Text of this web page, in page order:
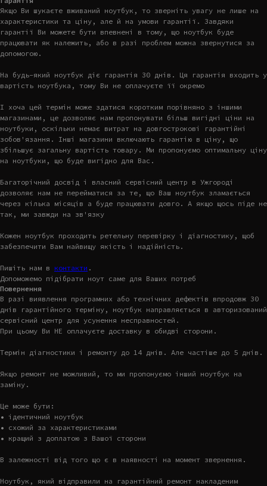
Якщо Ви шукаєте вживаний ноутбук, то зверніть увагу не лише на
характеристики та ціну, але й на умови гарантії. Завдяки
гарантії Ви можете бути впевнені в тому, що ноутбук буде
працювати як належить, або в разі проблем можна звернутися за
допомогою.
На будь-який ноутбук діє гарантія 30 днів. Ця гарантія входить у
вартість ноутбука, тому Ви не оплачуєте її окремо
І хоча цей термін може здатися коротким порівняно з іншими
магазинами, це дозволяє нам пропонувати більш вигідні ціни на
ноутбуки, оскільки немає витрат на довгострокові гарантійні
зобов'язання. Інші магазини включають гарантію в ціну, що
збільшує загальну вартість товару. Ми пропонуємо оптимальну ціну
на ноутбуки, що буде вигідно для Вас.
Багаторічний досвід і власний сервісний центр в Ужгороді
дозволяє нам не перейматися за те, що Ваш ноутбук зламається
через кілька місяців а буде працювати довго. А якщо щось піде не
так, ми завжди на зв'язку
Кожен ноутбук проходить ретельну перевірку і діагностику, щоб
забезпечити Вам найвищу якість і надійність.
Пишіть нам в контакти .
Допоможемо підібрати ноут саме для Ваших потреб
Повернення
В разі виявлення програмних або технічних дефектів впродовж 30
днів гарантійного терміну, ноутбук направляється в авторизований
сервісний центр для усунення несправностей.
При цьому Ви НЕ оплачуєте доставку в обидві сторони.
Термін діагностики і ремонту до 14 днів. Але частіше до 5 днів.
Якщо ремонт не можливий, то ми пропонуємо інший ноутбук на
заміну.
Це може бути:
• ідентичний ноутбук
• схожий за характеристиками
• кращий з доплатою з Вашої сторони
В залежності від того що є в наявності на момент звернення.
Ноутбук, який відправили на гарантійний ремонт накладеним